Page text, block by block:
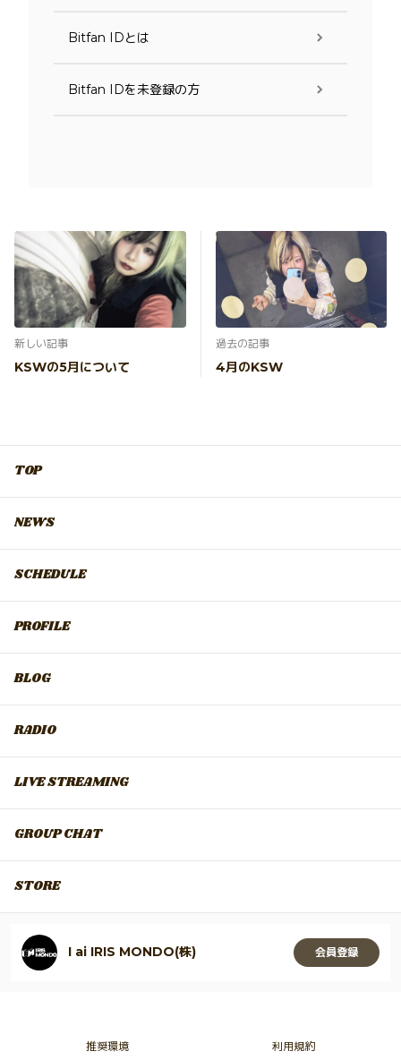
Bitfan IDとは
Bitfan IDを未登録の方
新しい記事
KSWの5月について
過去の記事
4月のKSW
TOP
NEWS
SCHEDULE
PROFILE
BLOG
RADIO
LIVE STREAMING
GROUP CHAT
STORE
I ai IRIS MONDO(株) 会員登録
推奨環境 利用規約